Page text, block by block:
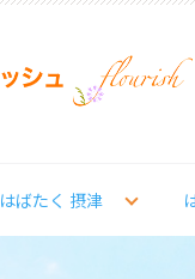
はばたく 摂津